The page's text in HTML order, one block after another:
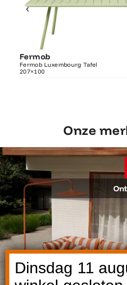
Fermob
Fermob Luxembourg Tafel
207×100
207×100
Onze
Dinsdag 11